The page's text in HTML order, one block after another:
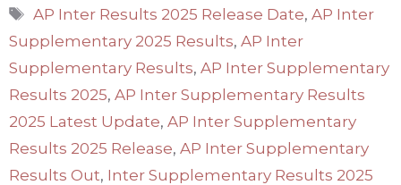
Tags
AP Inter Results 2025 Release Date,AP Inter
Supplementary 2025 Results, AP Inter
Supplementary Results, AP Inter Supplementary
Results 2025, AP Inter Supplementary Results
2025 Latest Update, AP Inter Supplementary
Results 2025 Release, AP Inter Supplementary
Results Out, Inter Supplementary Results 2025